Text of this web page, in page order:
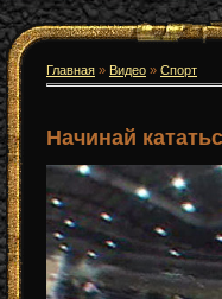
Главная » Видео » Спорт
Начинай